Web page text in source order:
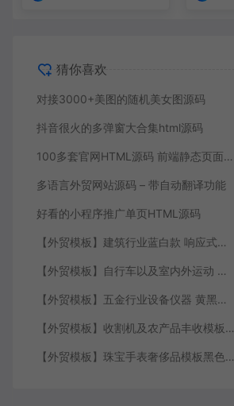
猜你喜欢
对接3000+美图的随机美女图源码
抖音很火的多弹窗大合集html源码
100多套官网HTML源码 前端静态页面源码
多语言外贸网站源码 – 带自动翻译功能
好看的小程序推广单页HTML源码
【外贸模板】建筑行业蓝白款 响应式模板静态html文件
【外贸模板】自行车以及室内外运动 黑灰 响应式模板静态html文件
【外贸模板】五金行业设备仪器 黄黑款 响应式模板静态html文件
【外贸模板】收割机及农产品丰收模板 绿色 响应式模板静态html文件
【外贸模板】珠宝手表奢侈品模板黑色 响应式模板静态html文件